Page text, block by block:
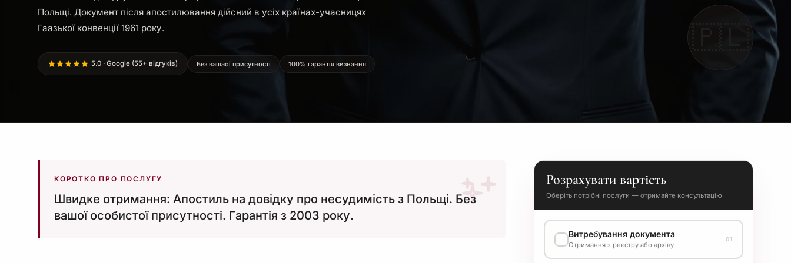
Польщі. Документ після апостилювання дійсний в усіх країнах-учасницях
Гаазької конвенції 1961 року.
5.0 · Google (55+ відгуків) Без вашаої присутності 100% гарантія визнання
КОРОТКО ПРО ПОСЛУГУ
Швидке отримання: Апостиль на довідку про несудимість з Польщі. Без
вашої особистої присутності. Гарантія з 2003 року.
Розрахувати вартість
Оберіть потрібні послуги — отримайте консультацію
Витребування документа
Отримання з реєстру або архіву
01